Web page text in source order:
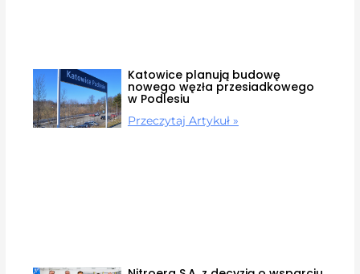
Katowice planują budowę
nowego węzła przesiadkowego
w Podlesiu
Przeczytaj Artykuł »